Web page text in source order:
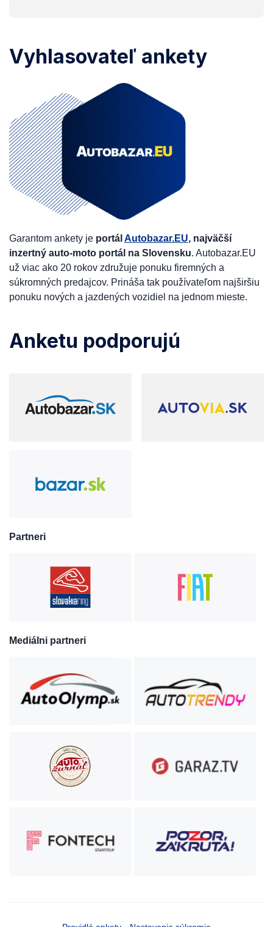
Vyhlasovateľ ankety
Garantom ankety je portál Autobazar.EU, najväčší
inzertný auto-moto portál na Slovensku. Autobazar.EU
už viac ako 20 rokov združuje ponuku firemných a
súkromných predajcov. Prináša tak používateľom najširšiu
ponuku nových a jazdených vozidiel na jednom mieste.
Anketu podporujú
Partneri
Mediálni partneri